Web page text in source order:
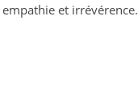
empathie et irrévérence.